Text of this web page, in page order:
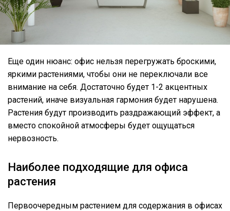
Еще один нюанс: офис нельзя перегружать броскими,
яркими растениями, чтобы они не переключали все
внимание на себя. Достаточно будет 1-2 акцентных
растений, иначе визуальная гармония будет нарушена.
Растения будут производить раздражающий эффект, а
вместо спокойной атмосферы будет ощущаться
нервозность.
Наиболее подходящие для офиса
растения
Первоочередным растением для содержания в офисах